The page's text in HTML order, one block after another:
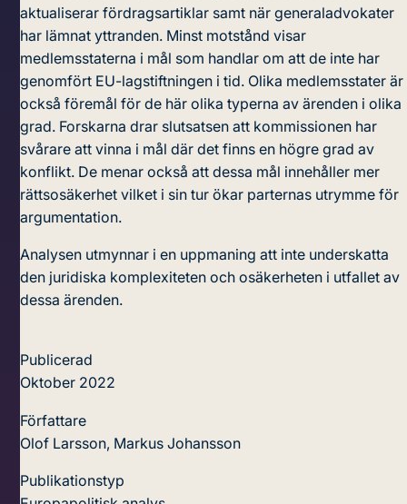
aktualiserar fördragsartiklar samt när generaladvokater
har lämnat yttranden. Minst motstånd visar
medlemsstaterna i mål som handlar om att de inte har
genomfört EU-lagstiftningen i tid. Olika medlemsstater är
också föremål för de här olika typerna av ärenden i olika
grad. Forskarna drar slutsatsen att kommissionen har
svårare att vinna i mål där det finns en högre grad av
konflikt. De menar också att dessa mål innehåller mer
rättsosäkerhet vilket i sin tur ökar parternas utrymme för
argumentation.
Analysen utmynnar i en uppmaning att inte underskatta
den juridiska komplexiteten och osäkerheten i utfallet av
dessa ärenden.
Publicerad
Oktober 2022
Författare
Olof Larsson, Markus Johansson
Publikationstyp